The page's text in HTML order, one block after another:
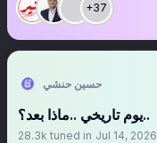
+37
حسين حنشي
يوم تاريخي ..ماذا بعد؟..
28.3k tuned in Jul 14, 2026